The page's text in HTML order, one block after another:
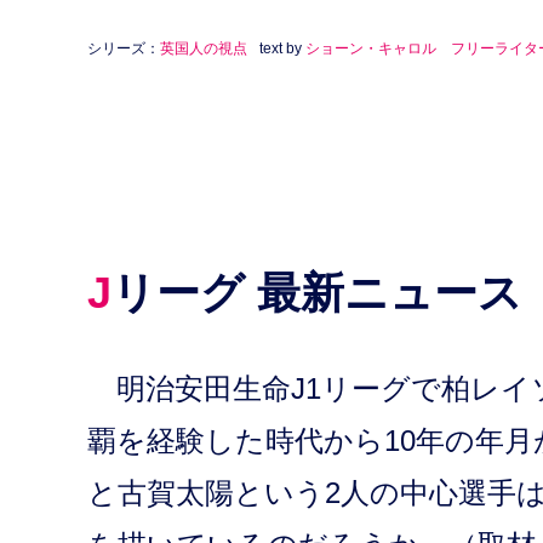
シリーズ： 英国人の視点 text by ショーン・キャロル フリーライタ
Jリーグ 最新ニュース
明治安田生命J1リーグで柏レイ
覇を経験した時代から10年の年
と古賀太陽という2人の中心選手